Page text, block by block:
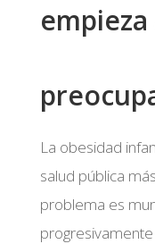
La obesidad
salud pública
problema es